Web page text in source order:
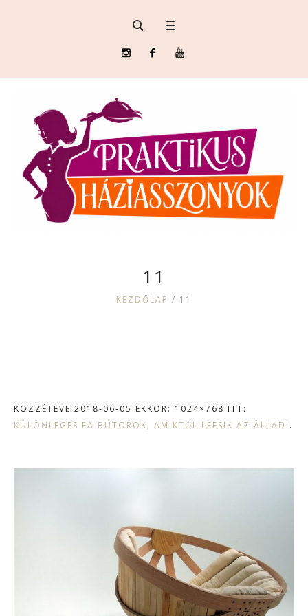
11
KEZDŐLAP / 11
KÖZZÉTÉVE 2018-06-05 EKKOR: 1024×768 ITT:
KÜLÖNLEGES FA BÚTOROK, AMIKTŐL LEESIK AZ ÁLLAD! .